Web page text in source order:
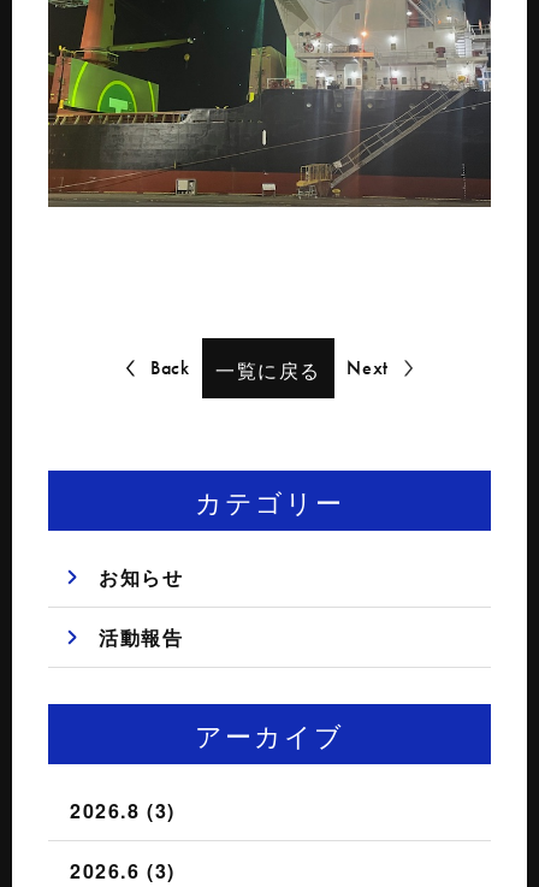
Back 一覧に戻る Next
カテゴリー
お知らせ
活動報告
アーカイブ
2026.8 (3)
2026.6 (3)